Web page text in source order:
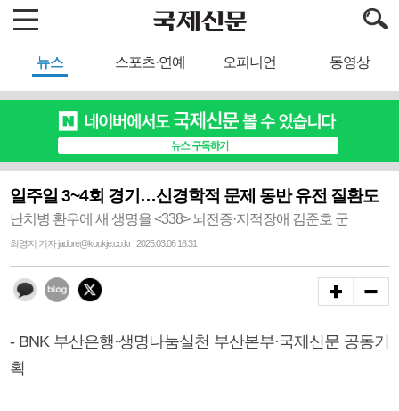
뉴스 스포츠·연예 오피니언 동영상
일주일 3~4회 경기…신경학적 문제 동반 유전 질환도
난치병 환우에 새 생명을 <338> 뇌전증·지적장애 김준호 군
최영지 기자 jadore@kookje.co.kr | 2025.03.06 18:31
- BNK 부산은행·생명나눔실천 부산본부·국제신문 공동기
획